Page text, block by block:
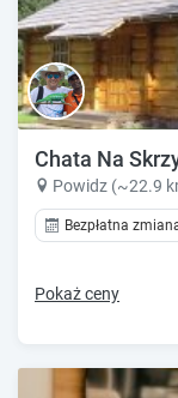
Chata Na
Powidz (~22.9
Bezpłatna
Pokaż ceny